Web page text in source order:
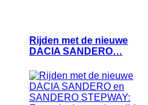
Rijden met de nieuwe
DACIA SANDERO…